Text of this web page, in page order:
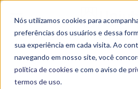
Nós utilizamos cookies para
preferências dos usuários e dessa
sua experiência em cada visita. Ao
navegando em nosso site, você
política de cookies e com o aviso de
termos de uso.